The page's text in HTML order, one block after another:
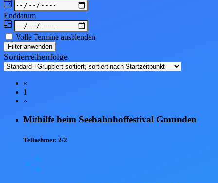
Enddatum
Volle Termine ausblenden
Filter anwenden
Sortierreihenfolge
«
1
»
Mithilfe beim Seebahnhoffestival Gmunden
Teilnehmer: 2/2